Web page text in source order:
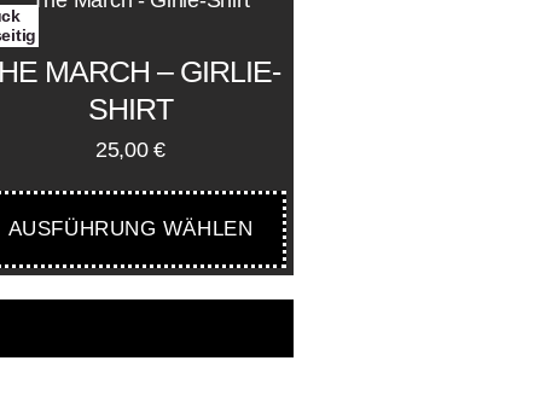
MARCH – GIRLIE-
SHIRT
25,00€
AUSFÜHRUNG WÄHLEN